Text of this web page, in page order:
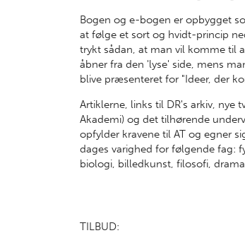
Bogen og e-bogen er opbygget
at følge et sort og hvidt-princip
trykt sådan, at man vil komme til
åbner fra den 'lyse' side, mens
blive præsenteret for "Ideer, der
Artiklerne, links til DR's arkiv, nye
Akademi) og det tilhørende
opfylder kravene til AT og egner
dages varighed for følgende fag:
biologi, billedkunst, filosofi,
TILBUD: